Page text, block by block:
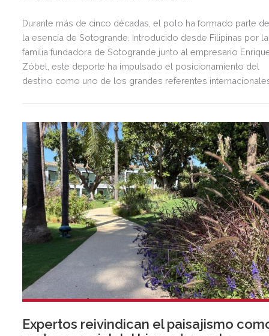
Durante más de cinco décadas, el polo ha formado parte
la esencia de Sotogrande. Introducido desde Filipinas por la
familia fundadora de Sotogrande junto al empresario
Zóbel, este deporte ha impulsado el posicionamiento del
destino como uno de los grandes referentes
exclusiva agenda social.
Expertos reivindican el paisajismo